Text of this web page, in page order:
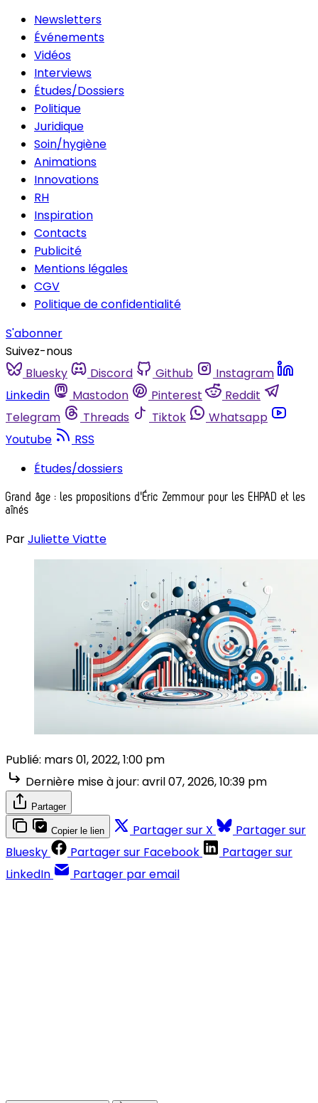
Newsletters
Événements
Vidéos
Interviews
Études/Dossiers
Politique
Juridique
Soin/hygiène
Animations
Innovations
RH
Inspiration
Contacts
Publicité
Mentions légales
CGV
Politique de confidentialité
S'abonner
Suivez-nous
Bluesky
Discord Github
Instagram
Linkedin
Mastodon Pinterest
Reddit
Telegram
Threads Tiktok
Whatsapp
Youtube
RSS
Études/dossiers
Grand âge : les propositions d'Éric Zemmour pour les EHPAD et les
aînés
ParJuliette Viatte
Publié: mars 01, 2022, 1:00 pm
Dernière mise à jour: avril 07, 2026, 10:39 pm
Partager
Copier le lien Partager sur X
Partager sur
Bluesky
Partager sur Facebook
Partager sur
LinkedIn
Partager par email